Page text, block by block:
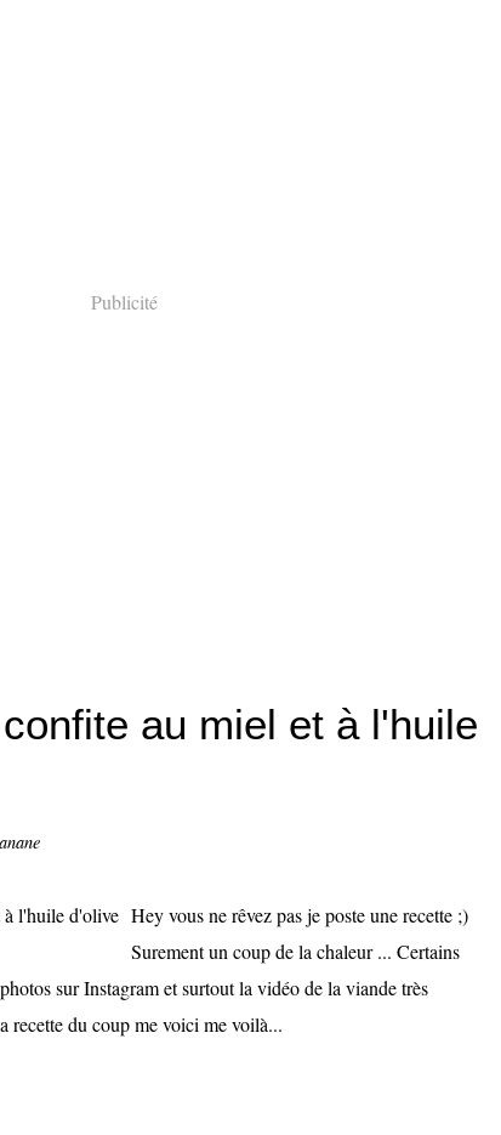
Publicité
au miel et à l'huile
Hey vous ne rêvez pas je poste une recette ;)
Surement un coup de la chaleur ... Certains
sur Instagram et surtout la vidéo de la viande très
recette du coup me voici me voilà...